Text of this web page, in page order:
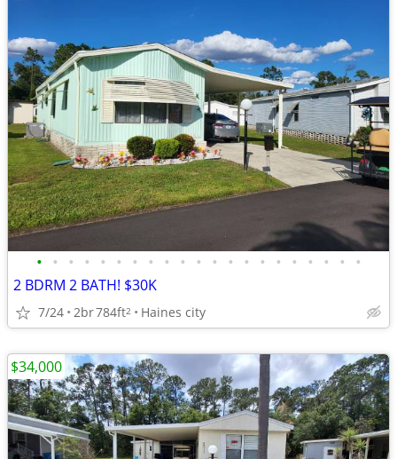
• • • • • • • • • • • • • • • • • • • • •
2 BDRM 2 BATH! $30K
7/24 2br784ft2 Haines city
$34,000